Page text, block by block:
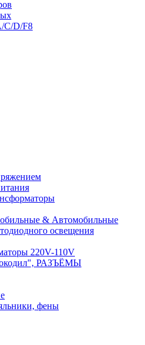
С/D/F8
& Автомобильные
освещения
220V-110V
РАЗЪЁМЫ
фены